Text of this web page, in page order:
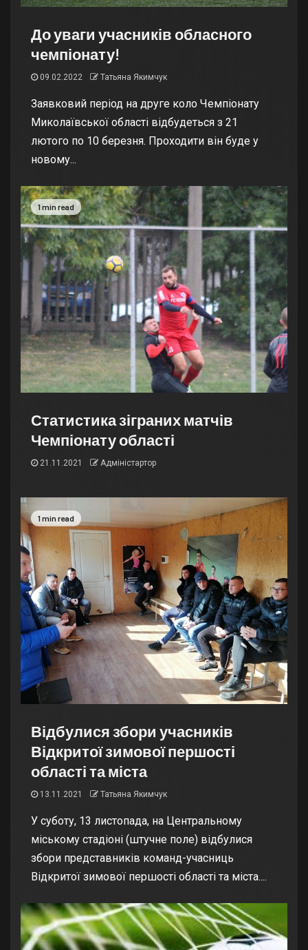
До уваги учасників обласного
чемпіонату!
09.02.2022 Татьяна Якимчук
Заявковий період на друге коло Чемпіонату
Миколаївської області відбудеться з 21
лютого по 10 березня. Проходити він буде у
новому...
1 min read
Статистика зіграних матчів
Чемпіонату області
21.11.2021 Адміністартор
1 min read
Відбулися збори учасників
Відкритої зимової першості
області та міста
13.11.2021 Татьяна Якимчук
У суботу, 13 листопада, на Центральному
міському стадіоні (штучне поле) відбулися
збори представників команд-учасниць
Відкритої зимової першості області та міста....